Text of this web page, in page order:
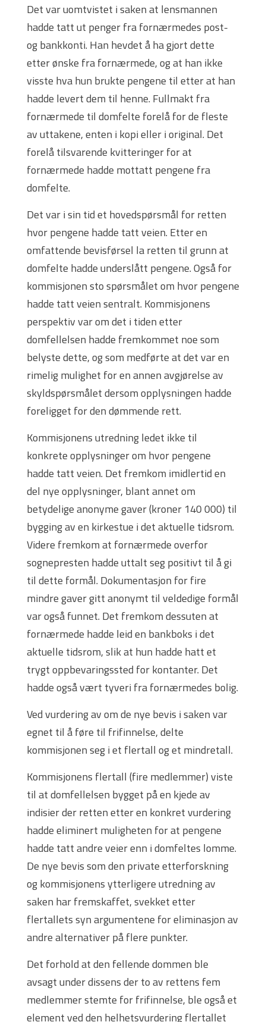
Det var uomtvistet i saken at lensmannen
hadde tatt ut penger fra fornærmedes post-
og bankkonti. Han hevdet å ha gjort dette
etter ønske fra fornærmede, og at han ikke
visste hva hun brukte pengene til etter at han
hadde levert dem til henne. Fullmakt fra
fornærmede til domfelte forelå for de fleste
av uttakene, enten i kopi eller i original. Det
forelå tilsvarende kvitteringer for at
fornærmede hadde mottatt pengene fra
domfelte.
Det var i sin tid et hovedspørsmål for retten
hvor pengene hadde tatt veien. Etter en
omfattende bevisførsel la retten til grunn at
domfelte hadde underslått pengene. Også for
kommisjonen sto spørsmålet om hvor pengene
hadde tatt veien sentralt. Kommisjonens
perspektiv var om det i tiden etter
domfellelsen hadde fremkommet noe som
belyste dette, og som medførte at det var en
rimelig mulighet for en annen avgjørelse av
skyldspørsmålet dersom opplysningen hadde
foreligget for den dømmende rett.
Kommisjonens utredning ledet ikke til
konkrete opplysninger om hvor pengene
hadde tatt veien. Det fremkom imidlertid en
del nye opplysninger, blant annet om
betydelige anonyme gaver (kroner 140 000) til
bygging av en kirkestue i det aktuelle tidsrom.
Videre fremkom at fornærmede overfor
sognepresten hadde uttalt seg positivt til å gi
til dette formål. Dokumentasjon for fire
mindre gaver gitt anonymt til veldedige formål
var også funnet. Det fremkom dessuten at
fornærmede hadde leid en bankboks i det
aktuelle tidsrom, slik at hun hadde hatt et
trygt oppbevaringssted for kontanter. Det
hadde også vært tyveri fra fornærmedes bolig.
Ved vurdering av om de nye bevis i saken var
egnet til å føre til frifinnelse, delte
kommisjonen seg i et flertall og et mindretall.
Kommisjonens flertall (fire medlemmer) viste
til at domfellelsen bygget på en kjede av
indisier der retten etter en konkret vurdering
hadde eliminert muligheten for at pengene
hadde tatt andre veier enn i domfeltes lomme.
De nye bevis som den private etterforskning
og kommisjonens ytterligere utredning av
saken har fremskaffet, svekket etter
flertallets syn argumentene for eliminasjon av
andre alternativer på flere punkter.
Det forhold at den fellende dommen ble
avsagt under dissens der to av rettens fem
medlemmer stemte for frifinnelse, ble også et
element ved den helhetsvurdering flertallet